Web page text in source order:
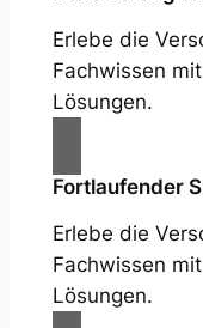
Erlebe die
Fachwissen
Lösungen.
Fortlaufender
Erlebe die
Fachwissen
Lösungen.